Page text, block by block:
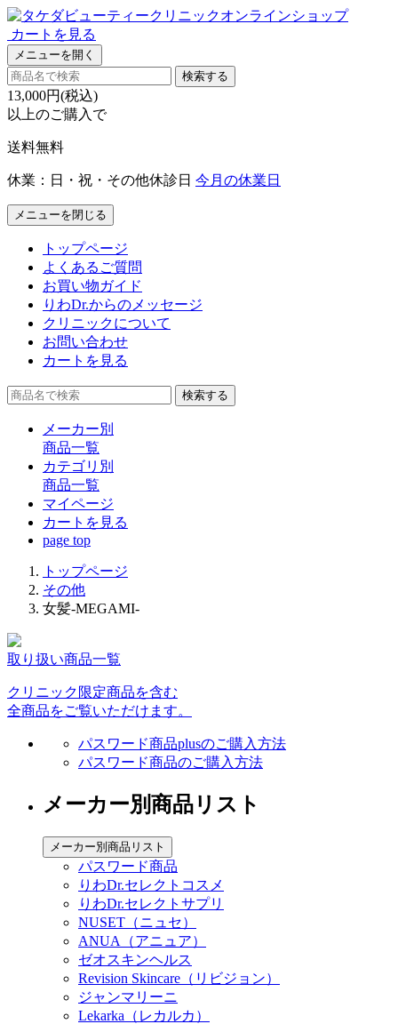
カートを見る
メニューを開く
検索する
13,000円(税込)
以上のご購入で
送料無料
休業：日・祝・その他休診日 今月の休業日
メニューを閉じる
トップページ
よくあるご質問
お買い物ガイド
りわDr.からのメッセージ
クリニックについて
お問い合わせ
カートを見る
検索する
メーカー別
商品一覧
カテゴリ別
商品一覧
マイページ
カート を見る
page top
トップページ
その他
女髪-MEGAMI-
取り扱い商品一覧
クリニック限定商品を含む
全商品をご覧いただけます。
パスワード商品plusのご購入方法
パスワード商品のご購入方法
メーカー別商品リスト
メーカー別商品リスト
パスワード商品
りわDr.セレクトコスメ
りわDr.セレクトサプリ
NUSET（ニュセ）
ANUA（アニュア）
ゼオスキンヘルス
Revision Skincare（リビジョン）
ジャンマリーニ
Lekarka（レカルカ）